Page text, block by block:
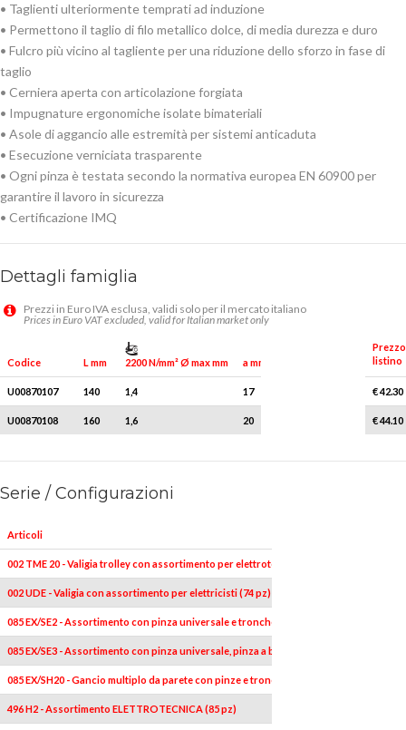
• Taglienti ulteriormente temprati ad induzione
• Permettono il taglio di filo metallico dolce, di media durezza e duro
• Fulcro più vicino al tagliente per una riduzione dello sforzo in fase di
taglio
• Cerniera aperta con articolazione forgiata
• Impugnature ergonomiche isolate bimateriali
• Asole di aggancio alle estremità per sistemi anticaduta
• Esecuzione verniciata trasparente
• Ogni pinza è testata secondo la normativa europea EN 60900 per
garantire il lavoro in sicurezza
• Certificazione IMQ
Dettagli famiglia
Prezzi in Euro IVA esclusa, validi solo per il mercato italiano
Prices in Euro VAT excluded, valid for Italian market only
Codice L mm 2200 N/mm² Ø max mm a mm
Prezzo
listino
U00870107 140 1,4 17 € 42.30
U00870108 160 1,6 20 € 44.10
Serie / Configurazioni
Articoli
002 TME 20 - Valigia trolley con assortimento per elettrotecnica (20 pz)
002 UDE - Valigia con assortimento per elettricisti (74 pz)
085 EX/SE2 - Assortimento con pinza universale e tronchese a tagliente diagonale
085 EX/SE3 - Assortimento con pinza universale, pinza a becchi mezzotondi diritti e
085 EX/SH20 - Gancio multiplo da parete con pinze e tronchesi isolati 1000 V
496 H2 - Assortimento ELETTROTECNICA (85 pz)